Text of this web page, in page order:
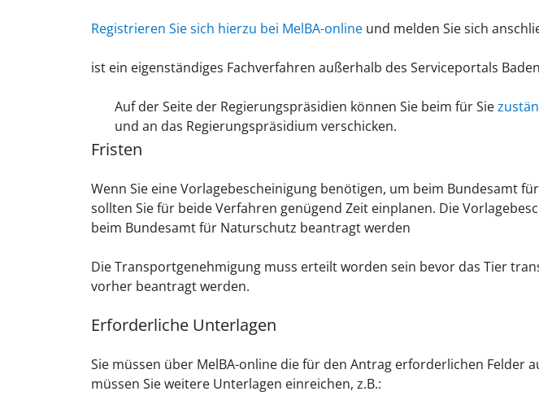
Registrieren Sie sich hierzu bei MelBA-online und melden Sie sich
ist ein eigenständiges Fachverfahren außerhalb des Serviceportals
Auf der Seite der Regierungspräsidien können Sie beim für Sie
und an das Regierungspräsidium verschicken.
Fristen
Wenn Sie eine Vorlagebescheinigung benötigen, um beim Bundesamt
sollten Sie für beide Verfahren genügend Zeit einplanen. Die
beim Bundesamt für Naturschutz beantragt werden
Die Transportgenehmigung muss erteilt worden sein bevor das Tier
vorher beantragt werden.
Erforderliche Unterlagen
Sie müssen über MelBA-online die für den Antrag erforderlichen Felder
müssen Sie weitere Unterlagen einreichen, z.B.: